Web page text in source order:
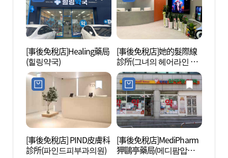
[事後免稅店]Healing藥局
(힐링약국)
[事後免稅店]她的髮際線
診所(그녀의 헤어라인 의
원)
[事後免稅店] PIND皮膚科
診所(파인드피부과의원)
[事後免稅店]MediPharm
狎鷗亭藥局(메디팜압구